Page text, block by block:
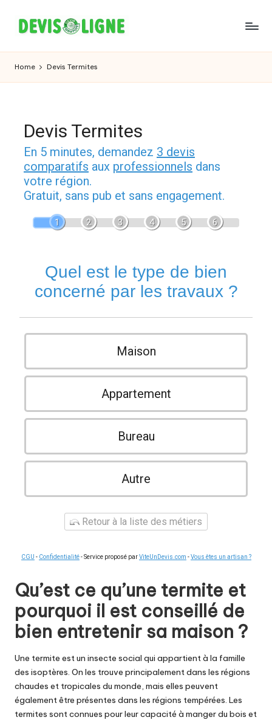
content
Home Devis Termites
Devis Termites
En 5 minutes, demandez 3 devis
comparatifs aux professionnels dans
votre région.
Gratuit, sans pub et sans engagement.
1 2 3 4 5 6
Quel est le type de bien
concerné par les travaux ?
Maison
Appartement
Bureau
Autre
Retour à la liste des métiers
CGU - Confidentialité- Service proposé parViteUnDevis.com -Vous êtes un artisan ?
Qu’est ce qu’une termite et
pourquoi il est conseillé de
bien entretenir sa maison ?
Une termite est un insecte social qui appartient à la famille
des isoptères. On les trouve principalement dans les régions
chaudes et tropicales du monde, mais elles peuvent
également être présentes dans les régions tempérées. Les
termites sont connues pour leur capacité à manger du bois et